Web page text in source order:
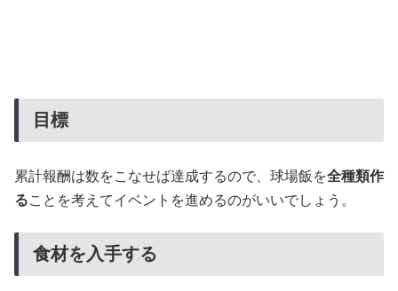
目標
累計報酬は数をこなせば達成するので、球場飯を全種類作
ることを考えてイベントを進めるのがいいでしょう。
食材を入手する